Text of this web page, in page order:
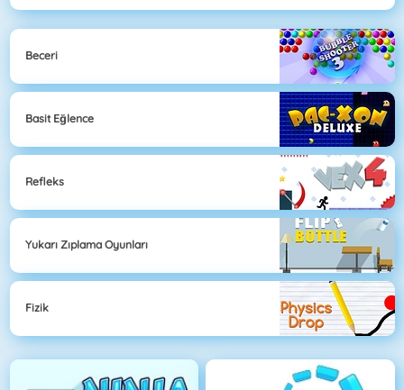
Beceri
Basit Eğlence
Refleks
Yukarı Zıplama Oyunları
Fizik